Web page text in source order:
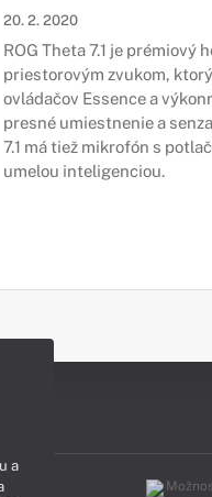
20. 2. 2020
ROG Theta 7.1 je prémiový
priestorovým zvukom,
ovládačov Essence a
presné umiestnenie a
7.1 má tiež mikrofón s
umelou inteligenciou.
a